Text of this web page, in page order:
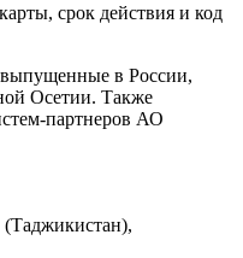
срок действия и код
в России,
Осетии. Также
партнеров АО